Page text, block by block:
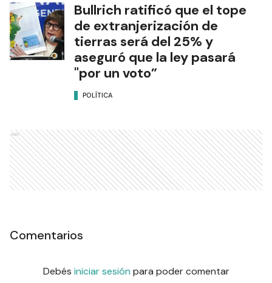
Bullrich ratificó que el tope
de extranjerización de
tierras será del 25% y
aseguró que la ley pasará
"por un voto”
POLÍTICA
Ads
Comentarios
Debés iniciar sesión para poder comentar